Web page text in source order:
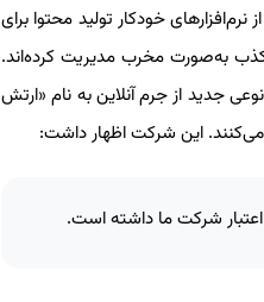
می‌کند که این افراد از نرم‌افزارهای خودکار تولید محتوا برای
شایعات و اظهارات کذب به‌صورت مخرب مدیریت کرده‌اند.
جدید از جرم آنلاین به نام «ارتش
می‌کنند. این شرکت اظهار داشت:
شرکت ما داشته است.